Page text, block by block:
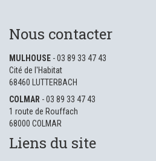
Nous contacter
MULHOUSE - 03 89 33 47 43
Cité de l'Habitat
68460 LUTTERBACH
COLMAR - 03 89 33 47 43
1 route de Rouffach
68000 COLMAR
Liens du site